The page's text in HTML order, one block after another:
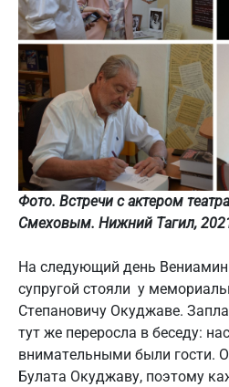
Фото. Встречи с актером
Смеховым. Нижний Тагил,
На следующий день
супругой стояли у
Степановичу Окуджаве.
тут же переросла в беседу:
внимательными были гости.
Булата Окуджаву, поэтому